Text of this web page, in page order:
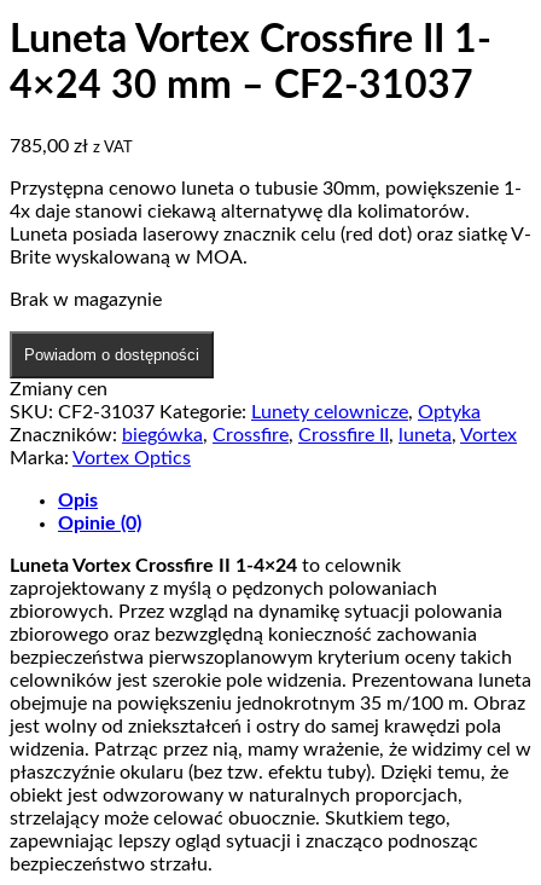
Luneta Vortex Crossfire II 1-
4×24 30 mm – CF2-31037
785,00 zł z VAT
Przystępna cenowo luneta o tubusie 30mm, powiększenie 1-
4x daje stanowi ciekawą alternatywę dla kolimatorów.
Luneta posiada laserowy znacznik celu (red dot) oraz siatkę V-
Brite wyskalowaną w MOA.
Brak w magazynie
Powiadom o dostępności
Zmiany cen
SKU: CF2-31037 Kategorie: Lunety celownicze, Optyka
Znaczników: biegówka, Crossfire, Crossfire II , luneta, Vortex
Marka: Vortex Optics
Opis
Opinie (0)
Luneta Vortex Crossfire II 1-4×24 to celownik
zaprojektowany z myślą o pędzonych polowaniach
zbiorowych. Przez wzgląd na dynamikę sytuacji polowania
zbiorowego oraz bezwzględną konieczność zachowania
bezpieczeństwa pierwszoplanowym kryterium oceny takich
celowników jest szerokie pole widzenia. Prezentowana luneta
obejmuje na powiększeniu jednokrotnym 35 m/100 m. Obraz
jest wolny od zniekształceń i ostry do samej krawędzi pola
widzenia. Patrząc przez nią, mamy wrażenie, że widzimy cel w
płaszczyźnie okularu (bez tzw. efektu tuby). Dzięki temu, że
obiekt jest odwzorowany w naturalnych proporcjach,
strzelający może celować obuocznie. Skutkiem tego,
zapewniając lepszy ogląd sytuacji i znacząco podnosząc
bezpieczeństwo strzału.